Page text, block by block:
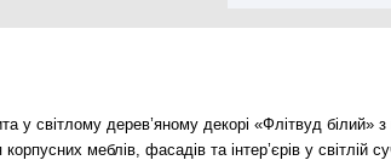
світлому дерев’яному декорі «Флітвуд білий»
меблів, фасадів та інтер’єрів у світлій